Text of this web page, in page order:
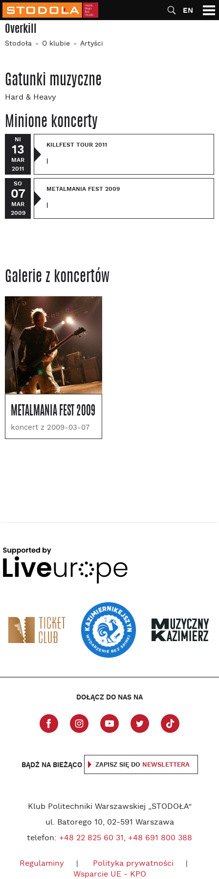
EN
Overkill
Stodoła O klubie Artyści
Gatunki muzyczne
Hard & Heavy
Minione koncerty
NI
13
MAR
2011
KILLFEST TOUR 2011
SO
07
MAR
2009
METALMANIA FEST 2009
Galerie z koncertów
METALMANIA FEST 2009
koncert z 2009-03-07
DOŁĄCZ DO NAS NA
BĄDŹ NA BIEŻĄCO ZAPISZ SIĘ DO NEWSLETTERA
Klub Politechniki Warszawskiej „STODOŁA”
ul. Batorego 10, 02-591 Warszawa
telefon: +48 22 825 60 31, +48 691 800 388
Regulaminy
Polityka prywatności
Wsparcie UE - KPO